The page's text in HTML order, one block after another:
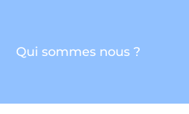
Qui sommes nous ?